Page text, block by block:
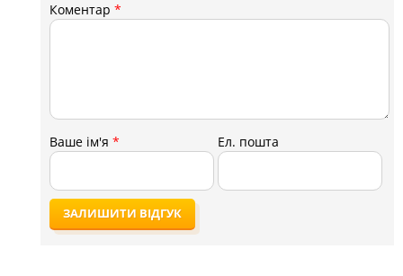
Коментар*
Ваше ім'я* Ел. пошта
ЗАЛИШИТИ ВІДГУК